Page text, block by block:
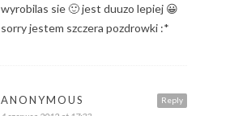
wyrobilas sie 🙂 jest duuzo lepiej 😀
sorry jestem szczera pozdrowki :*
Reply
ANONYMOUS